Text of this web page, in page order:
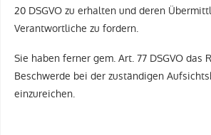
20 DSGVO zu erhalten und deren
Verantwortliche zu fordern.
Sie haben ferner gem. Art. 77 DSGVO das
Beschwerde bei der zuständigen
einzureichen.